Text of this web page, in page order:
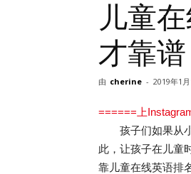
儿童
才靠谱
由 cherine - 2019年1
======上
孩子们如果从小
此，让孩子在儿童
靠儿童在线英语排